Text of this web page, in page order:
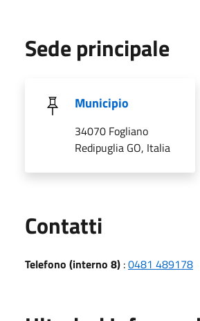
Sede principale
Municipio
34070 Fogliano
Redipuglia GO, Italia
Contatti
Telefono (interno 8) :0481 489178